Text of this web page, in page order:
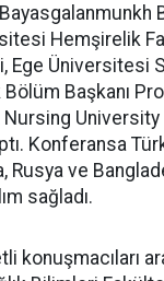
Bayasgalanmunkh
Hemşirelik
Ege Üniversitesi
Başkanı
University
Konferansa
Rusya ve
sağladı.
konuşmacıları